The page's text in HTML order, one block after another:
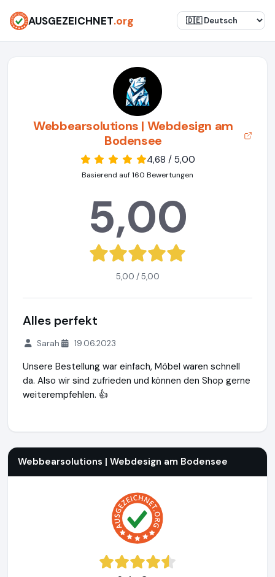
AUSGEZEICHNET.org
Webbearsolutions | Webdesign am
Bodensee
4,68 / 5,00
Basierend auf 160 Bewertungen
5,00
5,00 / 5,00
Alles perfekt
Sarah 19.06.2023
Unsere Bestellung war einfach, Möbel waren schnell
da. Also wir sind zufrieden und können den Shop gerne
weiterempfehlen. 👍
Webbearsolutions | Webdesign am Bodensee